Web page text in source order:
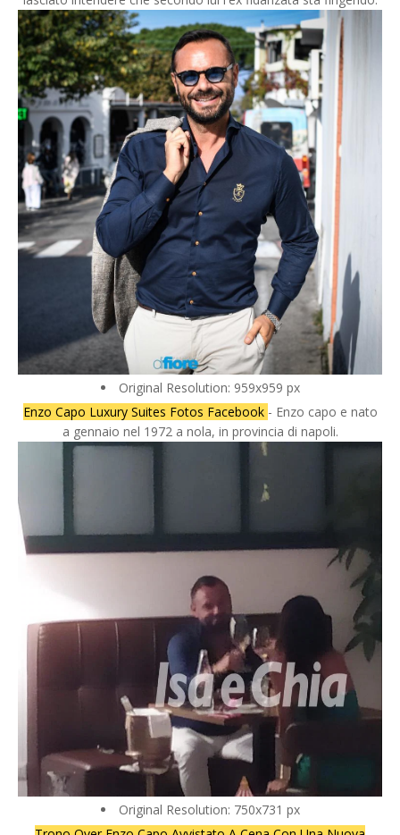
Original Resolution: 959x959 px
Enzo Capo Luxury Suites Fotos Facebook - Enzo capo e nato
a gennaio nel 1972 a nola, in provincia di napoli.
Original Resolution: 750x731 px